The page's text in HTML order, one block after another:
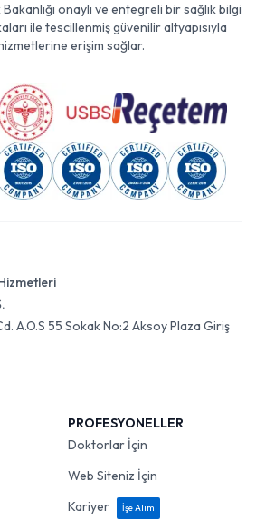
onaylı ve entegreli bir sağlık bilgi
ile tescillenmiş güvenilir altyapısıyla
erişim sağlar.
A.O.S 55 Sokak No:2 Aksoy Plaza Giriş
PROFESYONELLER
Doktorlar İçin
Web Siteniz İçin
Kariyer
İşe Alım